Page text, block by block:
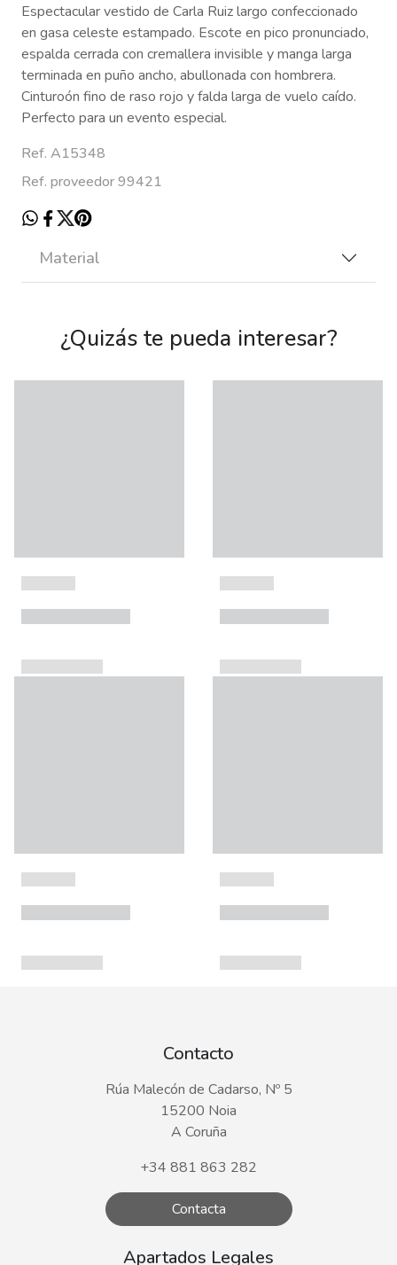
Espectacular vestido de Carla Ruiz largo confeccionado
en gasa celeste estampado. Escote en pico pronunciado,
espalda cerrada con cremallera invisible y manga larga
terminada en puño ancho, abullonada con hombrera.
Cinturoón fino de raso rojo y falda larga de vuelo caído.
Perfecto para un evento especial.
Ref. A15348
Ref. proveedor 99421
Material
¿Quizás te pueda interesar?
Contacto
Rúa Malecón de Cadarso, Nº 5
15200 Noia
A Coruña
+34 881 863 282
Contacta
Apartados Legales